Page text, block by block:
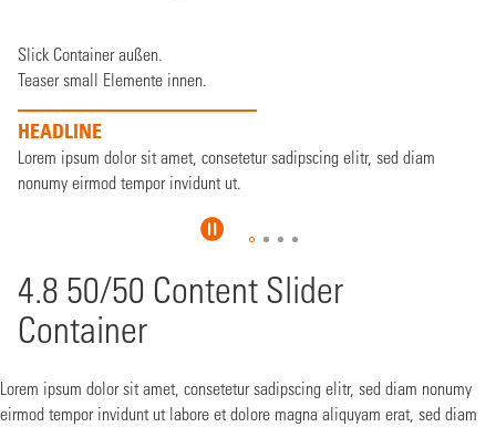
Slick Container außen.
Teaser small Elemente innen.
HEADLINE
Lorem ipsum dolor sit amet, consetetur sadipscing elitr, sed diam
nonumy eirmod tempor invidunt ut.
4.8 50/50 Content Slider
Container
Lorem ipsum dolor sit amet, consetetur sadipscing elitr, sed diam nonumy
eirmod tempor invidunt ut labore et dolore magna aliquyam erat, sed diam